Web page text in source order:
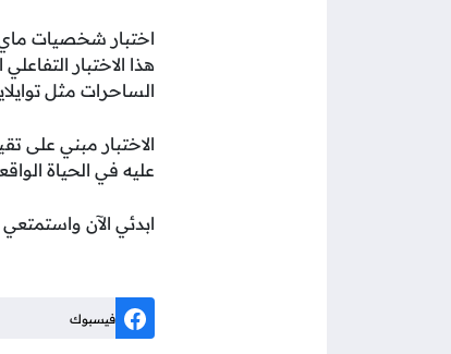
اختبار شخصيات
الساحرات مثل
الاختبار مبني على
عليه في الحياة
ابدئي الآن
فيسبوك